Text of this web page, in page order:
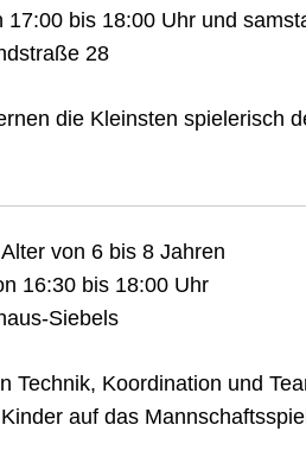
17:00 bis 18:00 Uhr und
28
die Kleinsten spielerisch
von 6 bis 8 Jahren
16:30 bis 18:00 Uhr
Siebels
Technik, Koordination und
auf das